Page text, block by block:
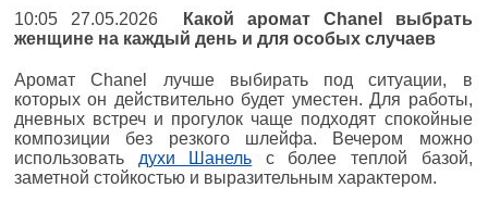
10:05 27.05.2026
Какой аромат Chanel выбрать
женщине на каждый день и для особых случаев
Аромат Chanel лучше выбирать под ситуации, в
которых он действительно будет уместен. Для работы,
дневных встреч и прогулок чаще подходят спокойные
композиции без резкого шлейфа. Вечером можно
использовать духи Шанель с более теплой базой,
заметной стойкостью и выразительным характером.